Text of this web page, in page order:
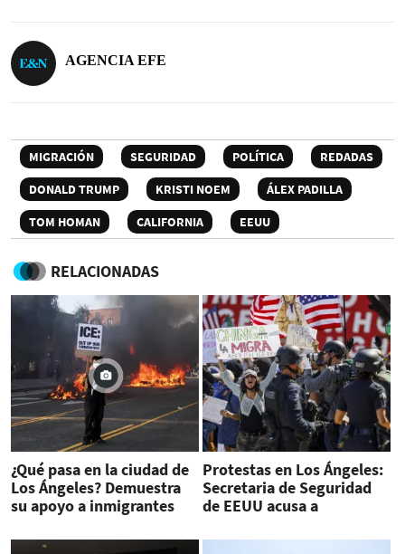
AGENCIA EFE
MIGRACIÓN SEGURIDAD POLÍTICA
REDADAS
DONALD TRUMP
KRISTI NOEM
ÁLEX PADILLA
TOM HOMAN
CALIFORNIA EEUU
RELACIONADAS
¿Qué pasa en la ciudad de
Los Ángeles? Demuestra
su apoyo a inmigrantes
Protestas en Los Ángeles:
Secretaria de Seguridad
de EEUU acusa a
responde